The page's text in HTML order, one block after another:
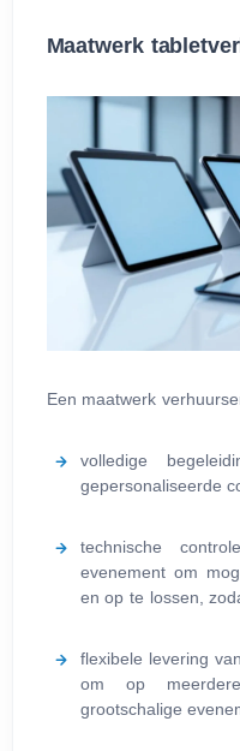
Maatwerk
Een maatwerk
volledige
gepersonaliseerde
technische
evenement om
en op te lossen,
flexibele levering
om op
grootschalige